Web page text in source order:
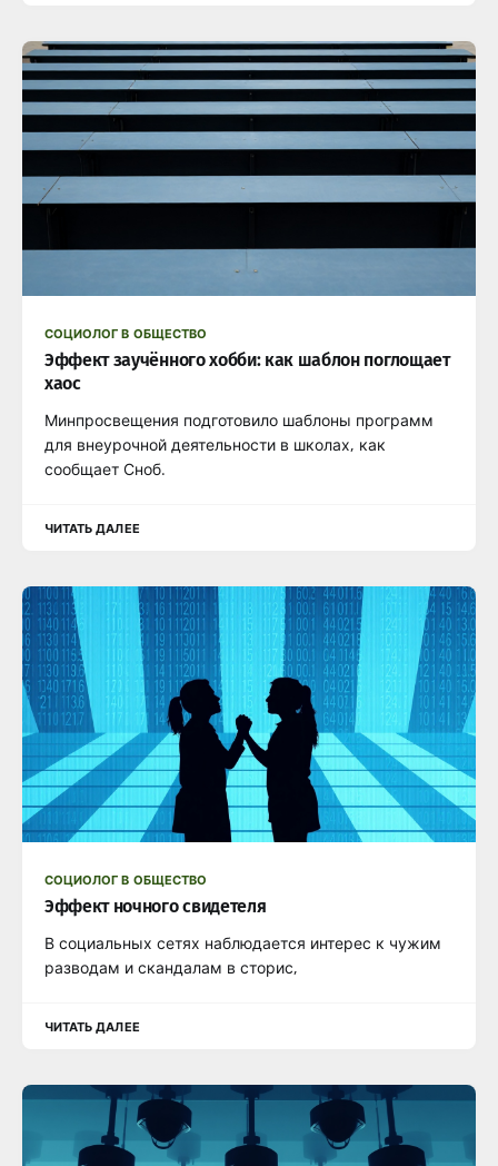
СОЦИОЛОГ В ОБЩЕСТВО
Эффект заучённого хобби: как шаблон поглощает
хаос
Минпросвещения подготовило шаблоны программ
для внеурочной деятельности в школах, как
сообщает Сноб.
ЧИТАТЬ ДАЛЕЕ
СОЦИОЛОГ В ОБЩЕСТВО
Эффект ночного свидетеля
В социальных сетях наблюдается интерес к чужим
разводам и скандалам в сторис,
ЧИТАТЬ ДАЛЕЕ